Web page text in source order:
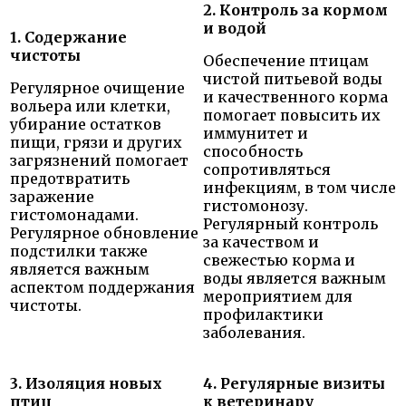
1. Cодержание
чистоты
Регулярное очищение
вольера или клетки,
убирание остатков
пищи, грязи и других
загрязнений помогает
предотвратить
заражение
гистомонадами.
Регулярное обновление
подстилки также
является важным
аспектом поддержания
чистоты.
2. Контроль за кормом
и водой
Обеспечение птицам
чистой питьевой воды
и качественного корма
помогает повысить их
иммунитет и
способность
сопротивляться
инфекциям, в том числе
гистомонозу.
Регулярный контроль
за качеством и
свежестью корма и
воды является важным
мероприятием для
профилактики
заболевания.
3. Изоляция новых
птиц
4. Регулярные визиты
к ветеринару